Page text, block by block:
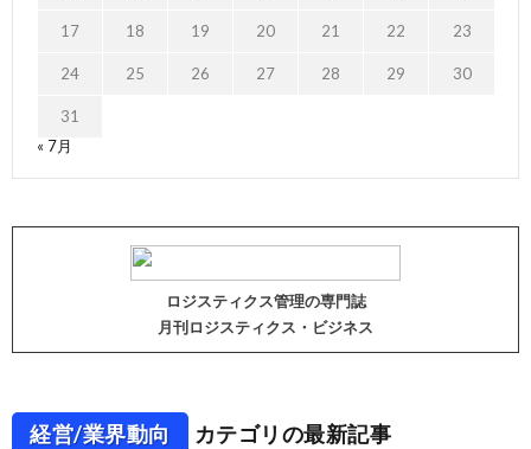
17 18 19 20 21 22 23
24 25 26 27 28 29 30
31
« 7月
ロジスティクス管理の専門誌
月刊ロジスティクス・ビジネス
経営/業界動向 カテゴリの最新記事